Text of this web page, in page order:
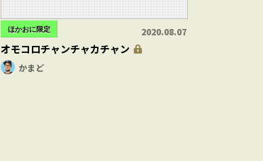
ほかおに限定 2020.08.07
オモコロチャンチャカチャン
かまど